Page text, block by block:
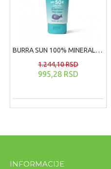
BURRA SUN 100% MINERAL BABY&KIDS MILK SPF 50+ 100ml
995,28 RSD
1.244,10 RSD
INFORMACIJE